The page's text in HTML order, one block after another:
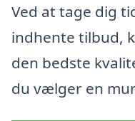
Ved at tage dig
indhente tilbud,
den bedste
du vælger en